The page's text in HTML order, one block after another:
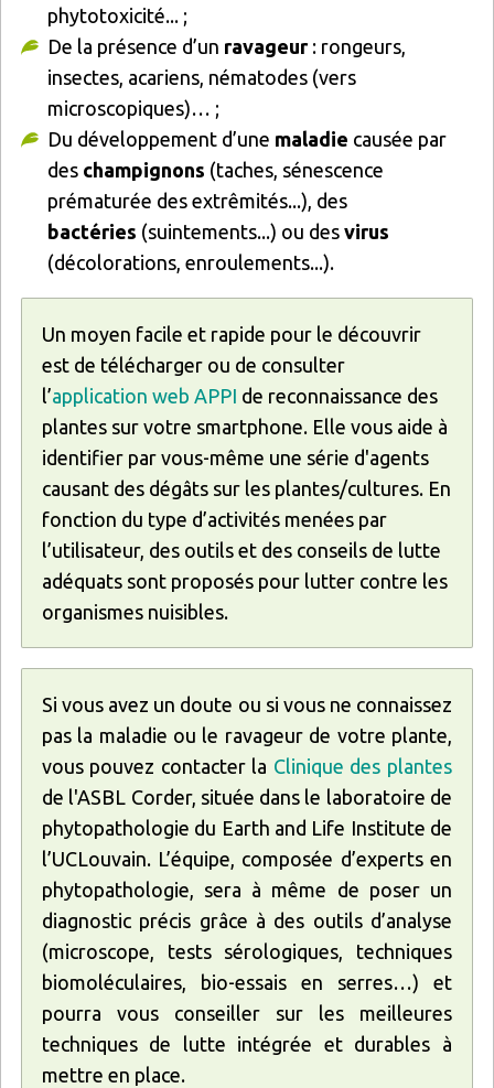
phytotoxicité... ;
De la présence d’un ravageur: rongeurs,
insectes, acariens, nématodes (vers
microscopiques)… ;
Du développement d’une maladie causée par
des champignons (taches, sénescence
prématurée des extrêmités...), des
bactéries (suintements...) ou des virus
(décolorations, enroulements...).
Un moyen facile et rapide pour le découvrir
est de télécharger ou de consulter
l’application web APPI de reconnaissance des
plantes sur votre smartphone. Elle vous aide à
identifier par vous-même une série d'agents
causant des dégâts sur les plantes/cultures. En
fonction du type d’activités menées par
l’utilisateur, des outils et des conseils de lutte
adéquats sont proposés pour lutter contre les
organismes nuisibles.
Si vous avez un doute ou si vous ne connaissez
pas la maladie ou le ravageur de votre plante,
vous pouvez contacter la Clinique des plantes
de l'ASBL Corder, située dans le laboratoire de
phytopathologie du Earth and Life Institute de
l’UCLouvain. L’équipe, composée d’experts en
phytopathologie, sera à même de poser un
diagnostic précis grâce à des outils d’analyse
(microscope, tests sérologiques, techniques
biomoléculaires, bio-essais en serres…) et
pourra vous conseiller sur les meilleures
techniques de lutte intégrée et durables à
mettre en place.